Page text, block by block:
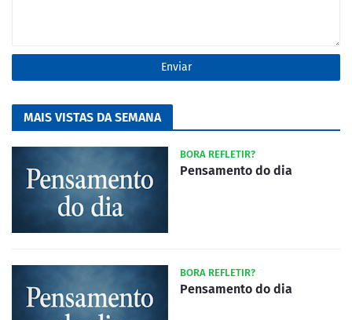
MAIS VISTAS DA SEMANA
BORA REFLETIR?
Pensamento do dia
BORA REFLETIR?
Pensamento do dia